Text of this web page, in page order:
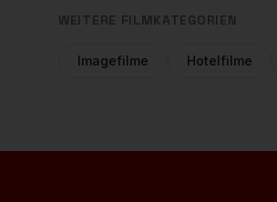
WEITERE FILMKATEGORIEN
Imagefilme Hotelfilme